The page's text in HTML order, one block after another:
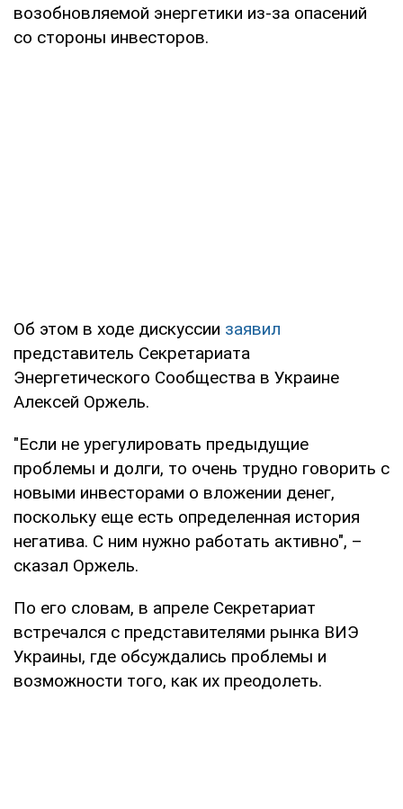
возобновляемой энергетики из-за опасений
со стороны инвесторов.
Об этом в ходе дискуссии заявил
представитель Секретариата
Энергетического Сообщества в Украине
Алексей Оржель.
"Если не урегулировать предыдущие
проблемы и долги, то очень трудно говорить с
новыми инвесторами о вложении денег,
поскольку еще есть определенная история
негатива. С ним нужно работать активно", –
сказал Оржель.
По его словам, в апреле Секретариат
встречался с представителями рынка ВИЭ
Украины, где обсуждались проблемы и
возможности того, как их преодолеть.